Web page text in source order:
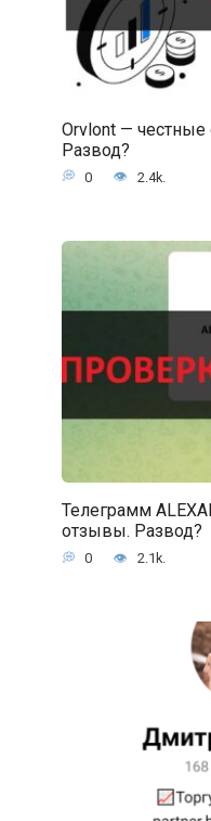
Orvlont —
Развод?
0 2.4k.
Телеграмм
отзывы. Развод?
0 2.1k.